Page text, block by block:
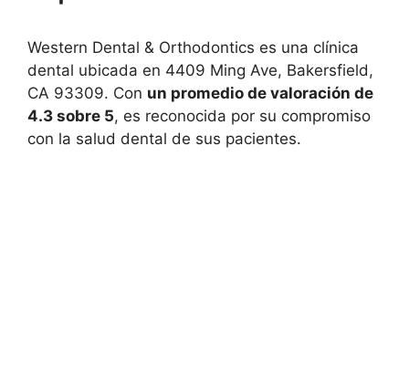
Western Dental & Orthodontics es una clínica
dental ubicada en 4409 Ming Ave, Bakersfield,
CA 93309. Con un promedio de valoración de
4.3 sobre 5, es reconocida por su compromiso
con la salud dental de sus pacientes.